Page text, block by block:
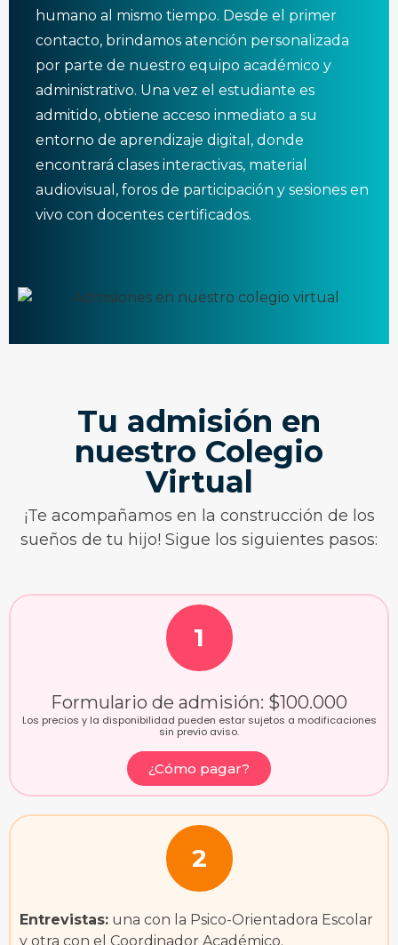
humano al mismo tiempo. Desde el primer
contacto, brindamos atención personalizada
por parte de nuestro equipo académico y
administrativo. Una vez el estudiante es
admitido, obtiene acceso inmediato a su
entorno de aprendizaje digital, donde
encontrará clases interactivas, material
audiovisual, foros de participación y sesiones en
vivo con docentes certificados.
Tu admisión en
nuestro Colegio
Virtual
¡Te acompañamos en la construcción de los
sueños de tu hijo! Sigue los siguientes pasos:
1
Formulario de admisión: $100.000
Los precios y la disponibilidad pueden estar sujetos a modificaciones
sin previo aviso.
¿Cómo pagar?
2
Entrevistas: una con la Psico-Orientadora Escolar
y otra con el Coordinador Académico.